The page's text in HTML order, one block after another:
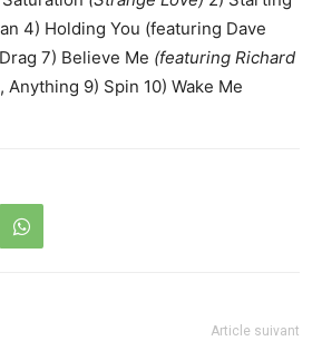
4) Holding You (featuring Dave
7) Believe Me (featuring Richard
Anything 9) Spin 10) Wake Me
Article suivant